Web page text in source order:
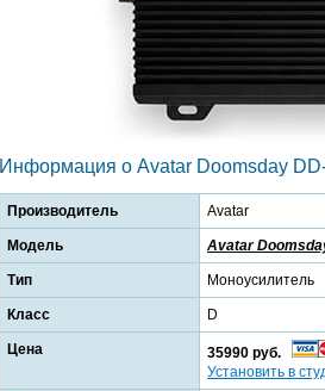
Информация о Avatar Doomsday
Производитель Avatar
Модель Avatar
Тип Моноусилитель
Класс D
Цена
35990 руб.
Установить в